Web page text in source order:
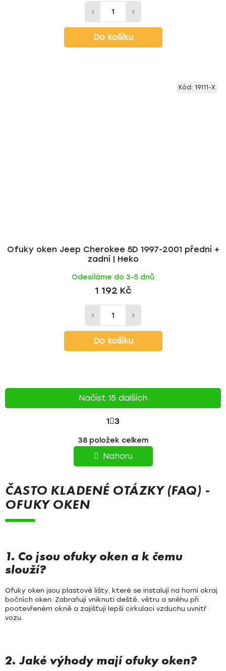
Do košíku
Ofuky oken Jeep Cherokee 5D 1997-2001 přední +
zadní | Heko
Odesíláme do 3-5 dnů
1 192 Kč
Do košíku
Kód: 19111-X
v
l
á
a
c
k
ý
p
i
Načíst 15 dalších
S
T
R
Á
N
Á
Í
1 3
38položek celkem
Nahoru
ČASTO KLADENÉ OTÁZKY (FAQ) -
OFUKY OKEN
1. Co jsou ofuky oken a k čemu
slouží?
Ofuky oken jsou plastové lišty, které se instalují na horní okraj
bočních oken. Zabraňují vniknutí deště, větru a sněhu při
pootevřeném okně a zajišťují lepší cirkulaci vzduchu uvnitř
vozu.
2. Jaké výhody mají ofuky oken?